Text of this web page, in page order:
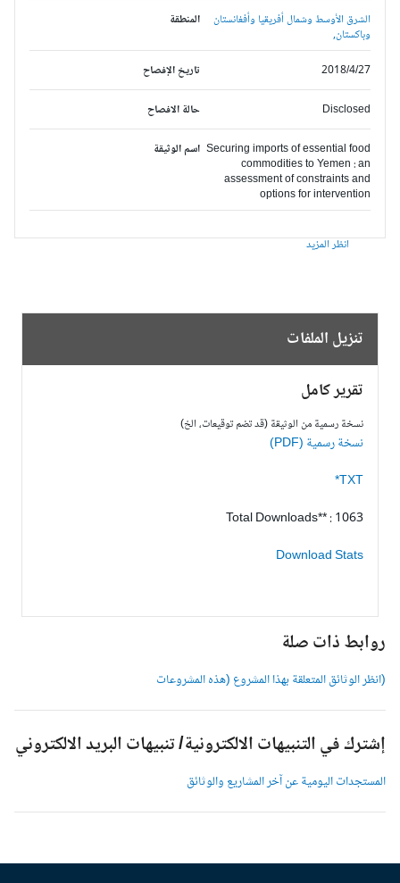
المنطقة
الشرق الأوسط وشمال أفريقيا وأفغانستان
وباكستان,
تاريخ الإفصاح
2018/4/27
حالة الافصاح Disclosed
اسم الوثيقة Securing imports of essential food
commodities to Yemen : an
assessment of constraints and
options for intervention
انظر المزيد
تنزيل الملفات
تقرير كامل
نسخة رسمية من الوثيقة (قد تضم توقيعات، الخ)
نسخة رسمية (PDF)
TXT*
Total Downloads** : 1063
Download Stats
روابط ذات صلة
(انظر الوثائق المتعلقة بهذا المشروع (هذه المشروعات
إشترك في التنبيهات الالكترونية/ تنبيهات البريد الالكتروني
المستجدات اليومية عن آخر المشاريع والوثائق